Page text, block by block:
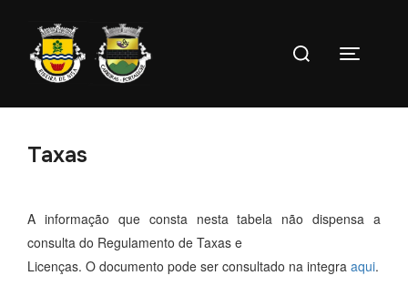
conteúdo
por:
Toggle
Taxas
A informação que consta nesta tabela não dispensa a
consulta do Regulamento de Taxas e
Licenças. O documento pode ser consultado na integra aqui.